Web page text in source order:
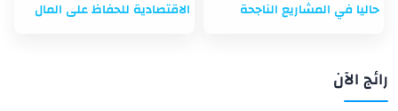
حاليا في المشاريع الناجحة
الاقتصادية للحفاظ على المال
رائج الآن